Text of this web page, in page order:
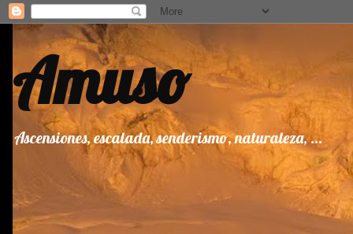
Amuso
Ascensiones, escalada, senderismo, naturaleza, ...